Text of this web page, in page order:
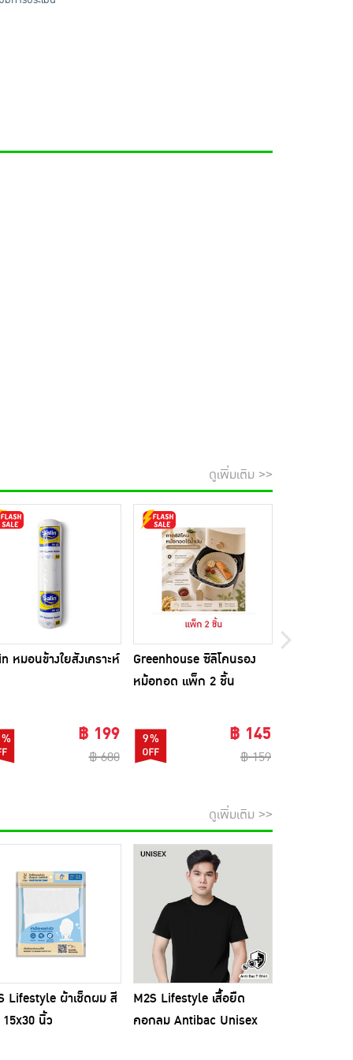
ดูเพิ่มเติม >>
หมอนข้างใยสังเคราะห์
฿ 199
฿ 680
Greenhouse ซิลิโคนรอง
หม้อทอด แพ็ก 2 ชิ้น
9% ฿ 145
฿ 159
ดูเพิ่มเติม >>
Lifestyle ผ้าเช็ดผม สี
15x30 นิ้ว
M2S Lifestyle เสื้อยืด
คอกลม Antibac Unisex